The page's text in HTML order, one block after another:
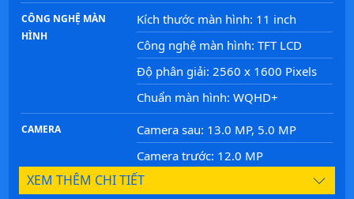
CÔNG NGHỆ MÀN
HÌNH
Kích thước màn hình: 11 inch
Công nghệ màn hình: TFT LCD
Độ phân giải: 2560 x 1600 Pixels
Chuẩn màn hình: WQHD+
CAMERA
Camera sau: 13.0 MP, 5.0 MP
Camera trước: 12.0 MP
BỘ NHỚ Bộ nhớ trong: 128 GB
XEM THÊM CHI TIẾT